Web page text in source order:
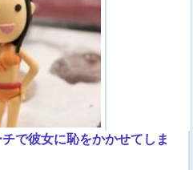
で彼女に恥をかかせてしま